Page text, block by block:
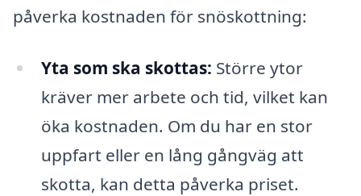
påverka kostnaden för snöskottning:
Yta som ska skottas: Större ytor
kräver mer arbete och tid, vilket kan
öka kostnaden. Om du har en stor
uppfart eller en lång gångväg att
skotta, kan detta påverka priset.